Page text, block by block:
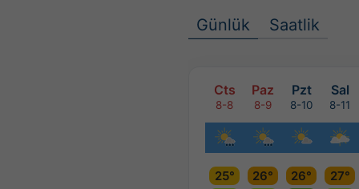
Günlük Saatlik
Cts Paz Pzt Sal
8-8 8-9 8-10 8-11
25° 26° 26°
27°